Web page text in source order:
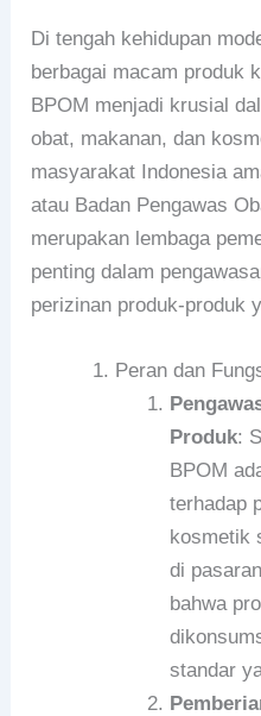
Di tengah kehidupan
berbagai macam produk
BPOM menjadi krusial
obat, makanan, dan
masyarakat Indonesia
atau Badan Pengawas
merupakan lembaga
penting dalam
perizinan produk-produk
Peran dan
Produk:
BPOM
terhadap
kosmetik
di
bahwa
standar